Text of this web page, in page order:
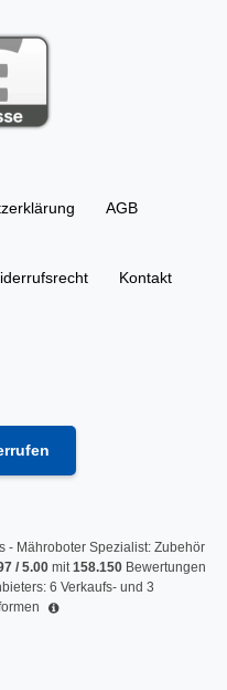
AGB
Kontakt
- Mähroboter Spezialist: Zubehör
/ 5.00mit158.150 Bewertungen
6 Verkaufs- und 3